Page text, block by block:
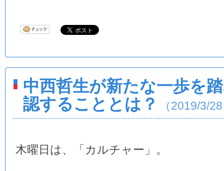
中西哲生が新たな一歩を
認することとは？
（2019/3/
木曜日は、「カルチャー」。